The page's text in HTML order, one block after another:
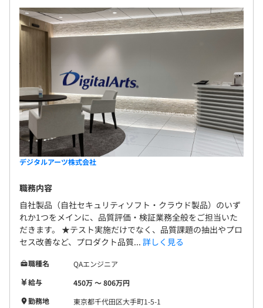
デジタルアーツ株式会社
職務内容
自社製品（自社セキュリティソフト・クラウド製品）のいず
れか1つをメインに、品質評価・検証業務全般をご担当いた
だきます。 ★テスト実施だけでなく、品質課題の抽出やプロ
セス改善など、プロダクト品質... 詳しく見る
職種名
QAエンジニア
給与
450万 〜 806万円
勤務地
東京都千代田区大手町1-5-1